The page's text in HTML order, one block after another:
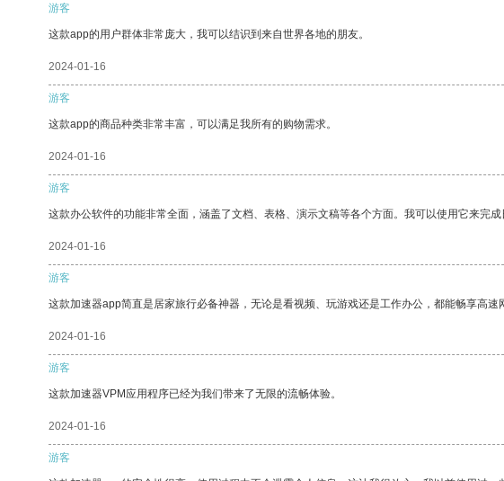
游客
这款app的用户群体非常庞大，我可以结识到来自世界各地的朋友。
2024-01-16
游客
这款app的商品种类非常丰富，可以满足我所有的购物需求。
2024-01-16
游客
这款办公软件的功能非常全面，涵盖了文档、表格、演示文稿等各个方面。我可以使用它来完成
2024-01-16
游客
这款加速器app简直是居家旅行必备神器，无论是看视频、玩游戏还是工作办公，都能畅享高
2024-01-16
游客
这款加速器VPM应用程序已经为我们带来了无限的流畅体验。
2024-01-16
游客